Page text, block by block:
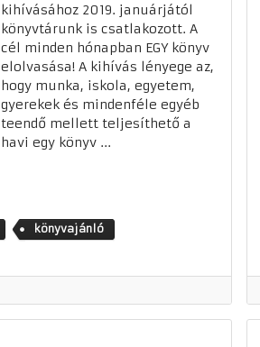
kihívásához 2019. januárjától
könyvtárunk is csatlakozott. A
cél minden hónapban EGY könyv
elolvasása! A kihívás lényege az,
hogy munka, iskola, egyetem,
gyerekek és mindenféle egyéb
teendő mellett teljesíthető a
havi egy könyv ...
könyvajánló